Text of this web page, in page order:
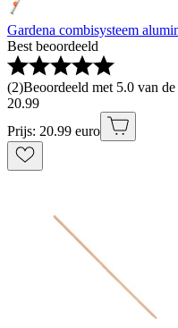
Gardena combisysteem
Best beoordeeld
(2)Beoordeeld met 5.0 van
20.99
Prijs: 20.99 euro